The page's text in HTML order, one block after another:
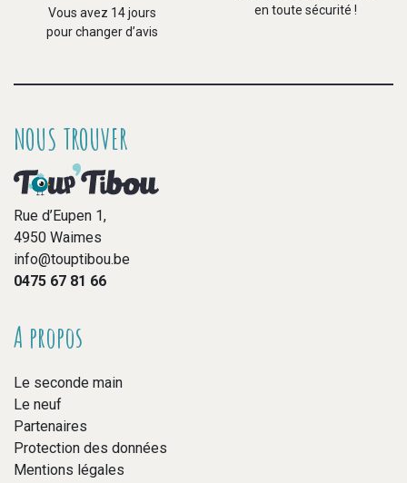
Vous avez 14 jours
pour changer d’avis
en toute sécurité !
NOUS TROUVER
Rue d’Eupen 1,
4950 Waimes
info@touptibou.be
0475 67 81 66
A propos
Le seconde main
Le neuf
Partenaires
Protection des données
Mentions légales